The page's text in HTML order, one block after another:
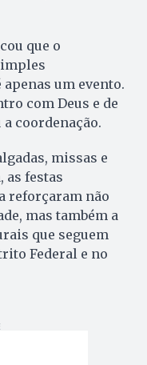
que o
um evento.
com Deus e de
coordenação.
missas e
as festas
reforçaram não
mas também a
que seguem
Federal e no